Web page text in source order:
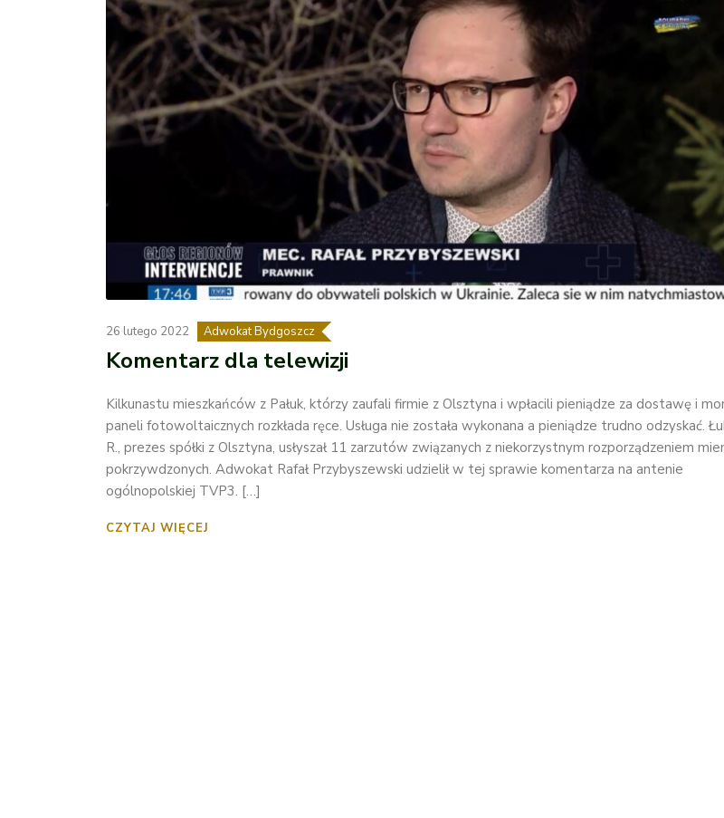
26 lutego 2022 Adwokat Bydgoszcz
Komentarz dla telewizji
Kilkunastu mieszkańców z Pałuk, którzy zaufali firmie z Olsztyna i wpłacili pieniądze za dostawę i
paneli fotowoltaicznych rozkłada ręce. Usługa nie została wykonana a pieniądze trudno odzyskać.
R., prezes spółki z Olsztyna, usłyszał 11 zarzutów związanych z niekorzystnym rozporządzeniem
pokrzywdzonych. Adwokat Rafał Przybyszewski udzielił w tej sprawie komentarza na antenie
ogólnopolskiej TVP3. […]
CZYTAJ WIĘCEJ